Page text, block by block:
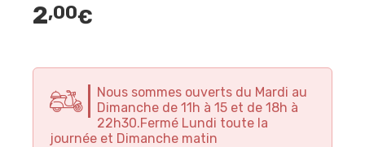
2,00€
Nous sommes ouverts du Mardi au
Dimanche de 11h à 15 et de 18h à
22h30.Fermé Lundi toute la
journée et Dimanche matin